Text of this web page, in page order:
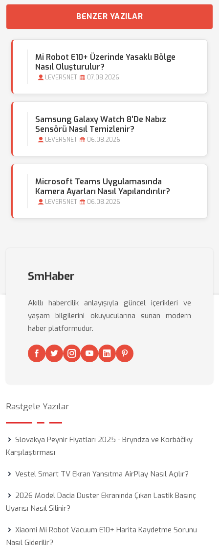
BENZER YAZILAR
Mi Robot E10+ Üzerinde Yasaklı Bölge
Nasıl Oluşturulur?
LEVERSNET 07.08.2026
Samsung Galaxy Watch 8'de Nabız
Sensörü Nasıl Temizlenir?
LEVERSNET 06.08.2026
Microsoft Teams Uygulamasında
Kamera Ayarları Nasıl Yapılandırılır?
LEVERSNET 06.08.2026
SmHaber
Akıllı habercilik anlayışıyla güncel içerikleri ve
yaşam bilgilerini okuyucularına sunan modern
haber platformudur.
Rastgele Yazılar
Slovakya Peynir Fiyatları 2025 - Bryndza ve Korbáčiky
Karşılaştırması
Vestel Smart TV Ekran Yansıtma AirPlay Nasıl Açılır?
2026 Model Dacia Duster Ekranında Çıkan Lastik Basınç
Uyarısı Nasıl Silinir?
Xiaomi Mi Robot Vacuum E10+ Harita Kaydetme Sorunu
Nasıl Giderilir?